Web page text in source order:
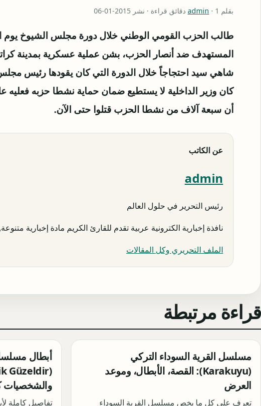
بقلم admin · 1 دقائق قراءة · نشر 2015-01-06
طالب الحزب القومي الوطني خلال دورة مجلس الشيوخ يوم
المستهدف ضد أنصار الحزب، بشن عملية عسكرية بمدينة
شاهي سيد احتجاجاً خلال الدورة التي كان يقودها رئيس
كان وزير الداخلية لا يستطيع ضمان حماية نشطا حزبه فعليه
أن سبعة آلاف من نشطا الحزب قتلوا حتى الآن.
عن الكاتب
admin
رئيس التحرير في حلول العالم
نافذة إخبارية الكترونية عربية تقدم للقارئ الكريم مادة إخبارية
الملف التحريري وكل المقالات
قراءة مرتبطة
مسلسل القرية السوداء التركي
(Karakuyu): القصة، الأبطال، وموعد
العرض
تعرف على كل ما يخص مسلسل القرية السوداء
والشخصيات